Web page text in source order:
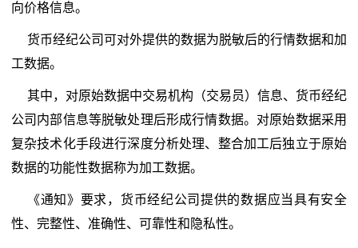
向价格信息。
货币经纪公司可对外提供的数据为脱敏后的行情数据和加
工数据。
其中，对原始数据中交易机构（交易员）信息、货币经纪
公司内部信息等脱敏处理后形成行情数据。对原始数据采用
复杂技术化手段进行深度分析处理、整合加工后独立于原始
数据的功能性数据称为加工数据。
《通知》要求，货币经纪公司提供的数据应当具有安全
性、完整性、准确性、可靠性和隐私性。